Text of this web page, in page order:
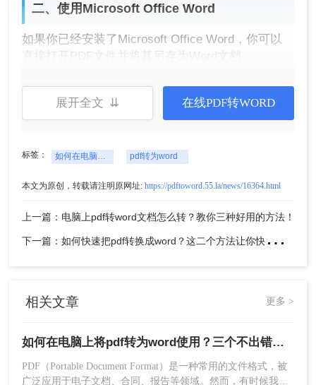
二、使用Microsoft Office Word
如果你已经安装了Microsoft Office Word，你可以
直接打开PDF文件并将其另存为Word文档。
1、打开Microsoft Office Word。
2、在菜单栏中选择“文件”或“打开”。
3、在弹出的对话框中，找到并选择要转换的PDF文
4、等待Word处理PDF文件。这可能需要一些时
中，Word可能会提示您5、安装一些额外的组件或
插件，以支持PDF文件的转换。根据提示进行安装
即可。
6、一旦处理完成，可以保存转换后的Word文档。
您可以使用Word的编辑功能对转换后的文档进行进
一步调整和优化。
是操作简便、容易上手。同时，由于Word是
Microsoft的知名产品之一，其稳定性和兼容性也得
到了广泛认可。然而，这种方法可能不适用于所有
展开全文 ⇊ 在线PDF转WORD
标签： 如何在电脑上将pdf转为word使用 pdf转为word
本文为原创，转载请注明原网址: https://pdftoword.55.la/news/16364.html
上一篇：电脑上pdf转word文档怎么转？教你三种好用的方法！
下
一篇：如何快速把pdf转换成word？这二个方法让你快速操作！
相关文章 更多 >
如何在电脑上将pdf转为word使用？三个不出错的好方法！
PDF（Portable Document Format）是一种常用的文件格式，被
广泛应用于电子文档、合同、报告等领域。然而，有时候我们